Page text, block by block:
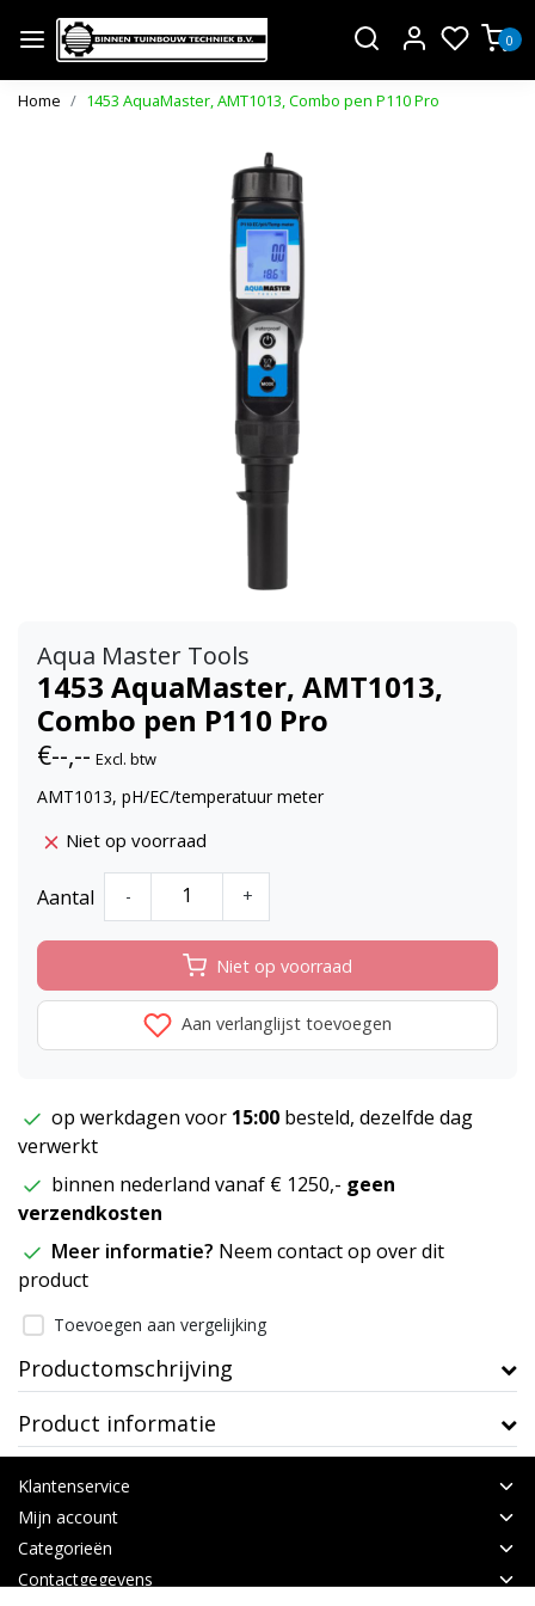
0
Home 1453 AquaMaster, AMT1013, Combo pen P110 Pro
Aqua Master Tools
1453 AquaMaster, AMT1013,
Combo pen P110 Pro
€--,-- Excl. btw
AMT1013, pH/EC/temperatuur meter
Niet op voorraad
Aantal - +
Niet op voorraad
Aan verlanglijst toevoegen
op werkdagen voor 15:00 besteld, dezelfde dag
verwerkt
binnen nederland vanaf € 1250,- geen
verzendkosten
Meer informatie? Neem contact op over dit
product
Toevoegen aan vergelijking
Productomschrijving
Product informatie
Klantenservice
Mijn account
Categorieën
Contactgegevens